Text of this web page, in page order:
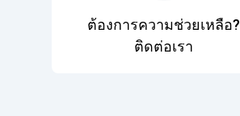
ต้องการความช่วยเหลือ?
ติดต่อเรา